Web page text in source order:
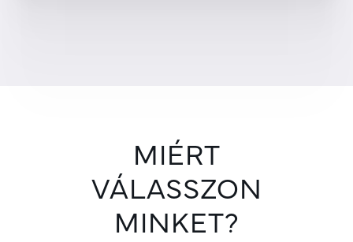
MIÉRT
VÁLASSZON
MINKET?